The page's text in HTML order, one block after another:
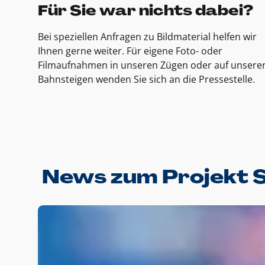
Für Sie war nichts dabei?
Bei speziellen Anfragen zu Bildmaterial helfen wir
Ihnen gerne weiter. Für eigene Foto- oder
Filmaufnahmen in unseren Zügen oder auf
Bahnsteigen wenden Sie sich an die Pressestelle.
News zum Projekt